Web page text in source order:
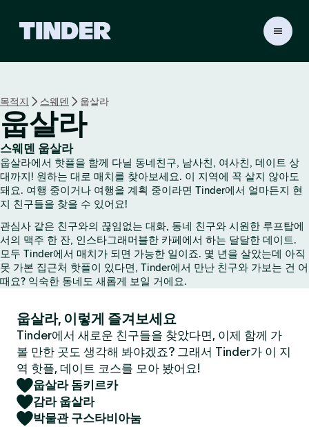
목적지 스웨덴 웁살라
웁살라
스웨덴 웁살라
웁살라에서 핫플을 함께 다닐 동네친구, 남사친, 여사친, 데이트 상
대까지! 원하는 대로 매치를 찾아보세요. 이 지역에 꼭 살지 않아도
돼요. 여행 중이거나 여행을 계획 중이라면 Tinder에서 얼마든지 현
지 친구들을 찾을 수 있어요!
관심사 같은 친구와의 끊임없는 대화, 동네 친구와 시원한 루프탑에
서의 맥주 한 잔, 인스타그래머블한 카페에서 하는 달달한 데이트.
모두 Tinder에서 매치가 되면 가능한 일이죠. 몇 년을 살았는데 아직
못 가본 집근처 핫플이 있다면, Tinder에서 만난 친구와 가보는 건 어
때요? 익숙한 동네도 새롭게 보일 거에요.
웁살라, 이렇게 즐겨보세요
Tinder에서 새로운 친구들을 찾았다면, 이제 함께 가
볼 만한 곳도 생각해 봐야겠죠? 그래서 Tinder가 이 지
역 핫플, 데이트 코스를 모아 봤어요!
웁살라 돔키르카
감라 웁살라
박물관 구스타비아눔